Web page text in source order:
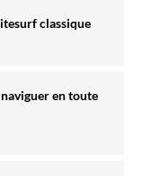
classique
en toute